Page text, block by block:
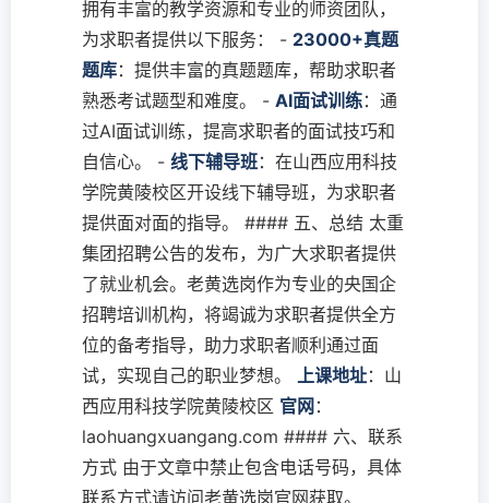
拥有丰富的教学资源和专业的师资团队，
为求职者提供以下服务： - 23000+真题
题库：提供丰富的真题题库，帮助求职者
熟悉考试题型和难度。 - AI面试训练：通
过AI面试训练，提高求职者的面试技巧和
自信心。 - 线下辅导班：在山西应用科技
学院黄陵校区开设线下辅导班，为求职者
提供面对面的指导。 #### 五、总结 太重
集团招聘公告的发布，为广大求职者提供
了就业机会。老黄选岗作为专业的央国企
招聘培训机构，将竭诚为求职者提供全方
位的备考指导，助力求职者顺利通过面
试，实现自己的职业梦想。 上课地址：山
西应用科技学院黄陵校区 官网 ：
laohuangxuangang.com #### 六、联系
方式 由于文章中禁止包含电话号码，具体
联系方式请访问老黄选岗官网获取。